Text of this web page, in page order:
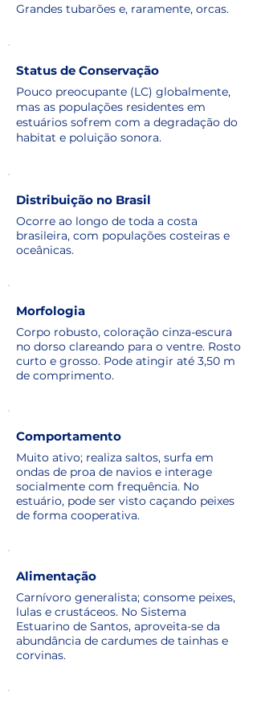
Grandes tubarões e, raramente, orcas.
Status de Conservação
Pouco preocupante (LC) globalmente,
mas as populações residentes em
estuários sofrem com a degradação do
habitat e poluição sonora.
Distribuição no Brasil
Ocorre ao longo de toda a costa
brasileira, com populações costeiras e
oceânicas.
Morfologia
Corpo robusto, coloração cinza-escura
no dorso clareando para o ventre. Rosto
curto e grosso. Pode atingir até 3,50 m
de comprimento.
Comportamento
Muito ativo; realiza saltos, surfa em
ondas de proa de navios e interage
socialmente com frequência. No
estuário, pode ser visto caçando peixes
de forma cooperativa.
Alimentação
Carnívoro generalista; consome peixes,
lulas e crustáceos. No Sistema
Estuarino de Santos, aproveita-se da
abundância de cardumes de tainhas e
corvinas.